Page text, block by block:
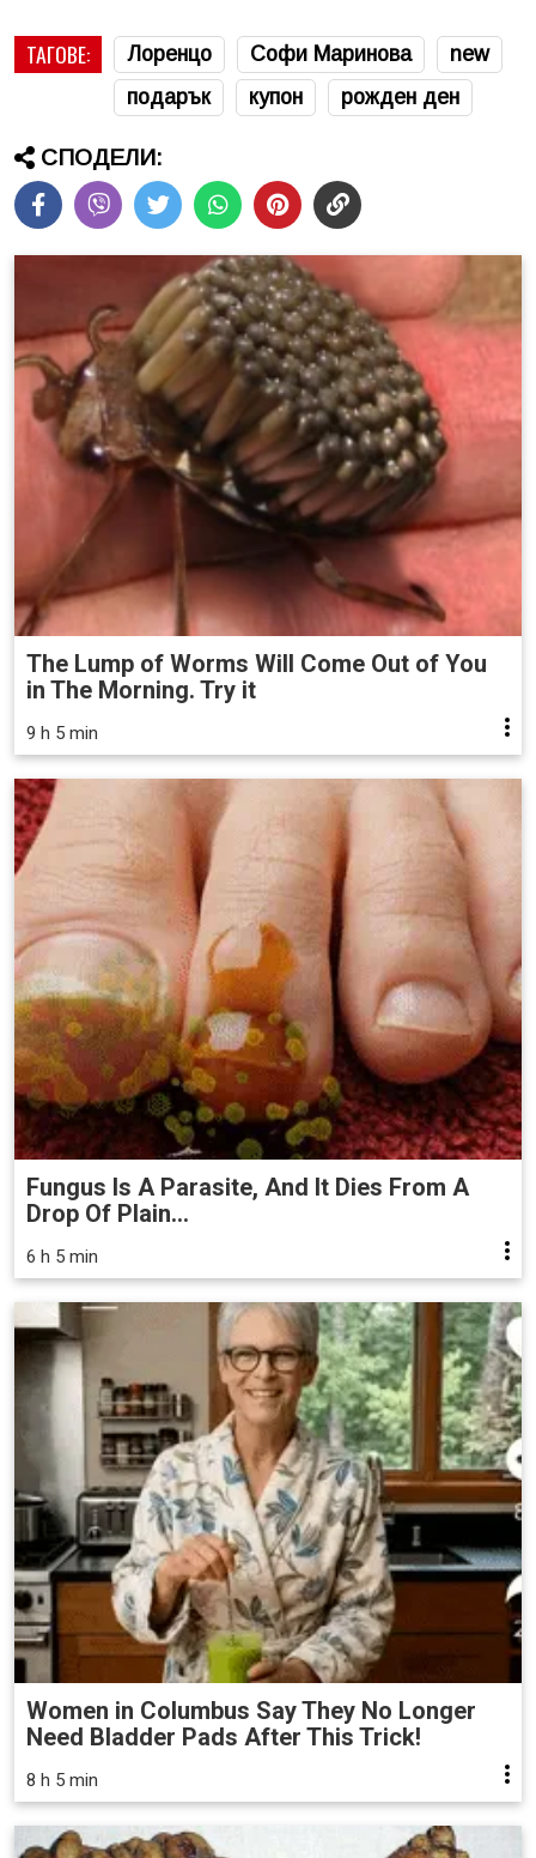
ТАГОВЕ: Лоренцо Софи Маринова
new
подарък
купон рожден ден
СПОДЕЛИ:
The Lump of Worms Will Come Out of You
in The Morning. Try it
9 h 5 min
Fungus Is A Parasite, And It Dies From A
Drop Of Plain...
6 h 5 min
Women in Columbus Say They No Longer
Need Bladder Pads After This Trick!
8 h 5 min